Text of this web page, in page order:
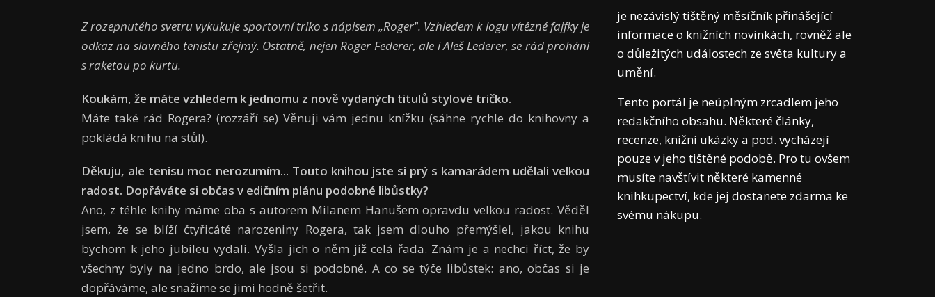
Z rozepnutého svetru vykukuje sportovní triko s nápisem „Roger‟. Vzhledem k logu vítězné fajfky je
odkaz na slavného tenistu zřejmý. Ostatně, nejen Roger Federer, ale i Aleš Lederer, se rád prohání
s raketou po kurtu.
Koukám, že máte vzhledem k jednomu z nově vydaných titulů stylové tričko.
Máte také rád Rogera? (rozzáří se) Věnuji vám jednu knížku (sáhne rychle do knihovny a
pokládá knihu na stůl).
Děkuju, ale tenisu moc nerozumím... Touto knihou jste si prý s kamarádem udělali velkou
radost. Dopřáváte si občas v edičním plánu podobné libůstky?
Ano, z téhle knihy máme oba s autorem Milanem Hanušem opravdu velkou radost. Věděl
jsem, že se blíží čtyřicáté narozeniny Rogera, tak jsem dlouho přemýšlel, jakou knihu
bychom k jeho jubileu vydali. Vyšla jich o něm již celá řada. Znám je a nechci říct, že by
všechny byly na jedno brdo, ale jsou si podobné. A co se týče libůstek: ano, občas si je
dopřáváme, ale snažíme se jimi hodně šetřit.
je nezávislý tištěný měsíčník přinášející
informace o knižních novinkách, rovněž ale
o důležitých událostech ze světa kultury a
umění.
Tento portál je neúplným zrcadlem jeho
redakčního obsahu. Některé články,
recenze, knižní ukázky a pod. vycházejí
pouze v jeho tištěné podobě. Pro tu ovšem
musíte navštívit některé kamenné
knihkupectví, kde jej dostanete zdarma ke
svému nákupu.